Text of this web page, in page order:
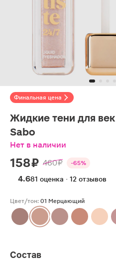
Финальная цена
Жидкие тени для
Sabo
Нет в наличии
158 ₽ 460 ₽ -65%
4.681 оценка · 12 отзывов
Цвет/тон: 01 Мерцающий
Состав